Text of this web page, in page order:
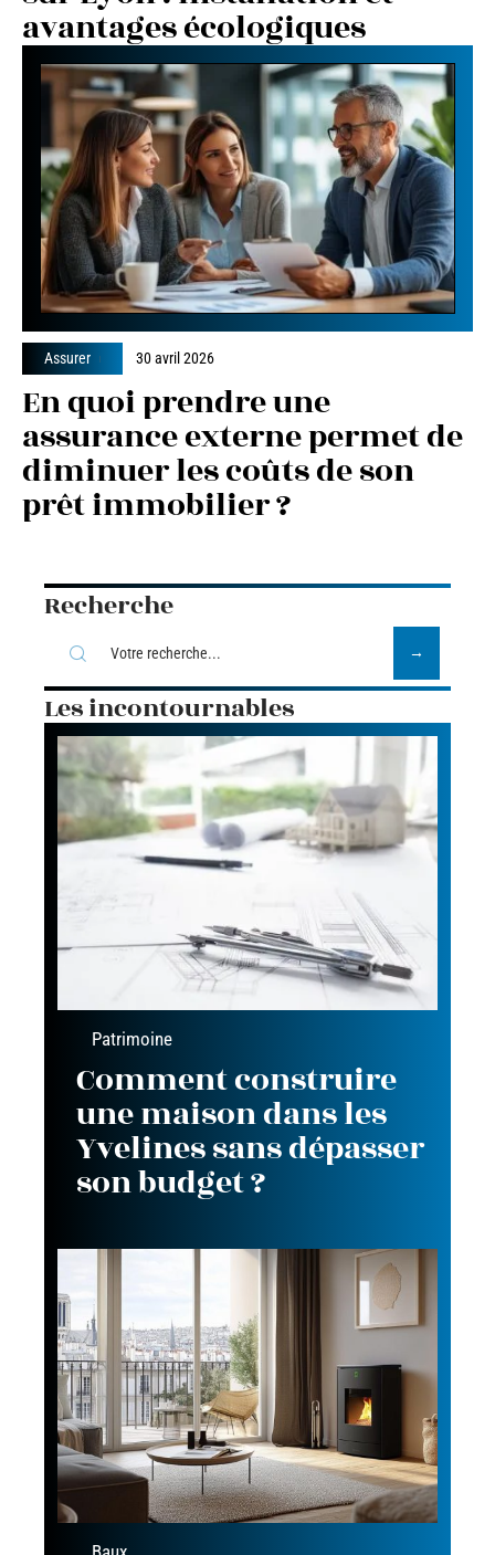
avantages écologiques
Assurer 30 avril 2026
En quoi prendre une
assurance externe permet de
diminuer les coûts de son
prêt immobilier ?
Recherche
Les incontournables
Patrimoine
Comment construire
une maison dans les
Yvelines sans dépasser
son budget ?